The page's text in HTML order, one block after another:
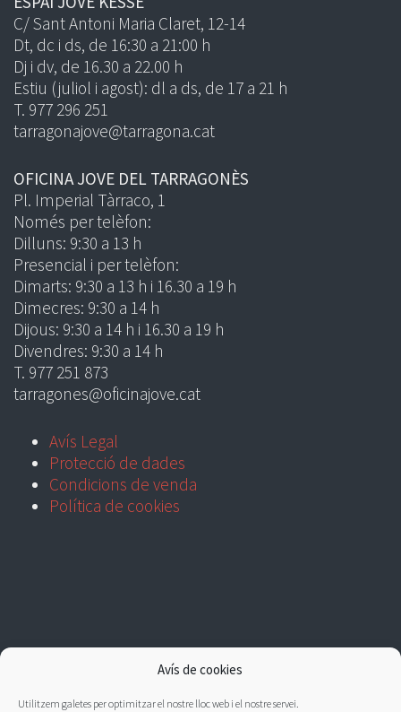
Avís de cookies
Utilitzem galetes per optimitzar el nostre lloc web i el nostre servei.
C/ Sant Antoni Maria Claret, 12-14
Dt, dc i ds, de 16:30 a 21:00 h
Dj i dv, de 16.30 a 22.00 h
Estiu (juliol i agost): dl a ds, de 17 a 21 h
T. 977 296 251
tarragonajove@tarragona.cat
OFICINA JOVE DEL TARRAGONÈS
Pl. Imperial Tàrraco, 1
Només per telèfon:
Dilluns: 9:30 a 13 h
Presencial i per telèfon:
Dimarts: 9:30 a 13 h i 16.30 a 19 h
Dimecres: 9:30 a 14 h
Dijous: 9:30 a 14 h i 16.30 a 19 h
Divendres: 9:30 a 14 h
T. 977 251 873
tarragones@oficinajove.cat
Avís Legal
Protecció de dades
Condicions de venda
Política de cookies